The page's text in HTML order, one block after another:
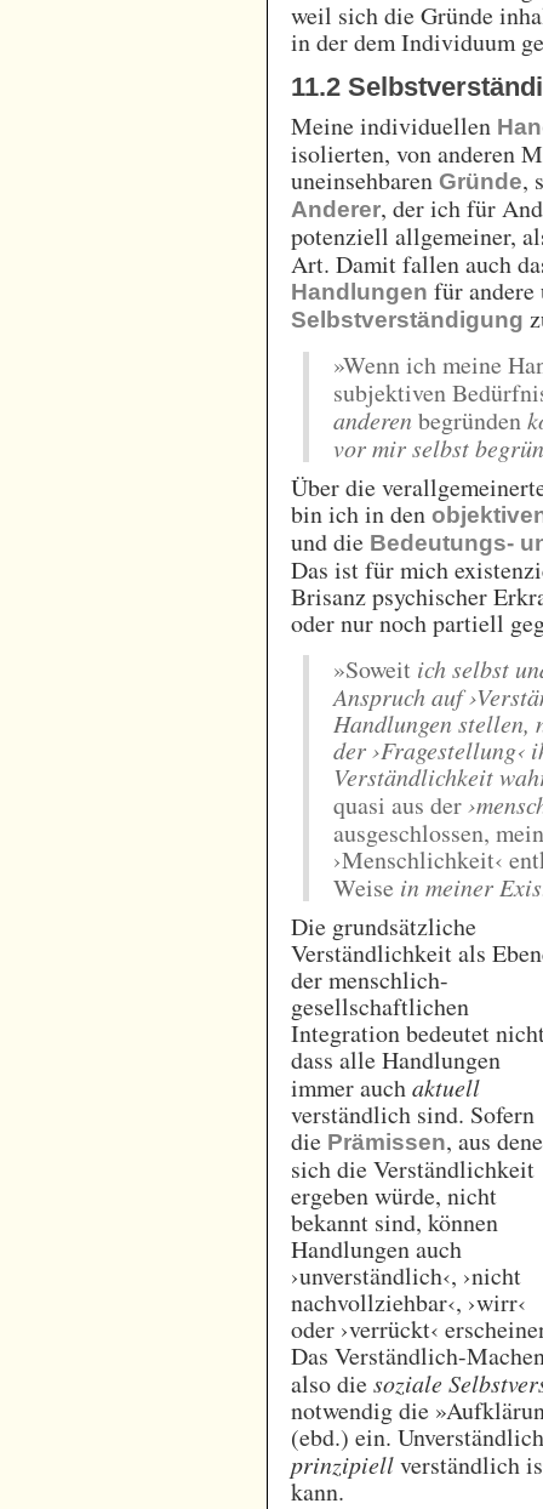
weil sich die Gründe
in der dem Individuum
11.2
Meine individuellen
isolierten, von anderen
uneinsehbarenGründe,
Anderer, der ich für
potenziell allgemeiner,
Art. Damit fallen auch
Handlungen für andere
Selbstverständigung
»Wenn ich meine
subjektiven
anderen begründen
vor mir selbst
Über die
bin ich in den
und die Bedeutungs-
Das ist für mich
Brisanz psychischer
oder nur noch partiell
»Soweit ich selbst
Anspruch auf
Handlungen stellen,
der ›Fragestellung‹
Verständlichkeit
quasi aus der
ausgeschlossen,
›Menschlichkeit‹
Weise in meiner
Die grundsätzliche
Verständlichkeit als
der menschlich-
gesellschaftlichen
Integration bedeutet
dass alle Handlungen
immer auchaktuell
verständlich sind. Sofern
die Prämissen, aus
sich die Verständlichkeit
ergeben würde, nicht
bekannt sind, können
Handlungen auch
›unverständlich‹, ›nicht
nachvollziehbar‹, ›wirr‹
oder ›verrückt‹
Das Verständlich-
also diesoziale
notwendig die
(ebd.) ein.
prinzipiellverständlich
kann.